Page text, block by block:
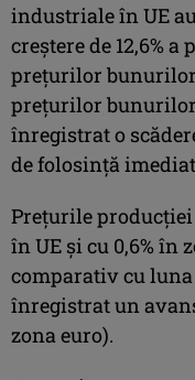
industriale în UE
creştere de 12,6% a
preţurilor bunurilor
preţurilor
înregistrat o
de folosinţă
Preţurile producţiei
în UE şi cu 0,6% în
comparativ cu
înregistrat un
zona euro).